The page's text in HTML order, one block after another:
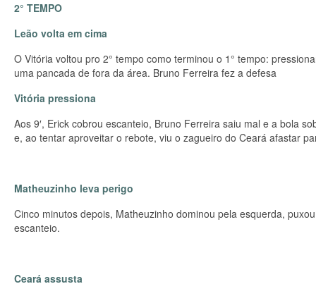
2° TEMPO
Leão volta em cima
O Vitória voltou pro 2° tempo como terminou o 1° tempo:
uma pancada de fora da área. Bruno Ferreira fez a defesa
Vitória pressiona
Aos 9′, Erick cobrou escanteio, Bruno Ferreira saiu mal e a bola
e, ao tentar aproveitar o rebote, viu o zagueiro do Ceará afastar
Matheuzinho leva perigo
Cinco minutos depois, Matheuzinho dominou pela esquerda,
escanteio.
Ceará assusta